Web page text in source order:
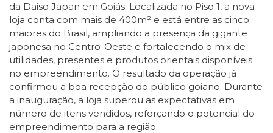
da Daiso Japan em Goiás. Localizada no Piso 1, a nova
loja conta com mais de 400m² e está entre as cinco
maiores do Brasil, ampliando a presença da gigante
japonesa no Centro-Oeste e fortalecendo o mix de
utilidades, presentes e produtos orientais disponíveis
no empreendimento. O resultado da operação já
confirmou a boa recepção do público goiano. Durante
a inauguração, a loja superou as expectativas em
número de itens vendidos, reforçando o potencial do
empreendimento para a região.